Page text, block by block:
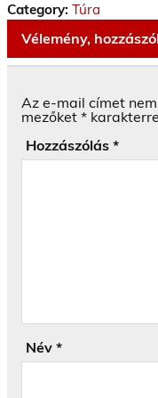
Category: Túra
Vélemény,
Az e-mail címet
mezőket *
Hozzászólás *
Név *